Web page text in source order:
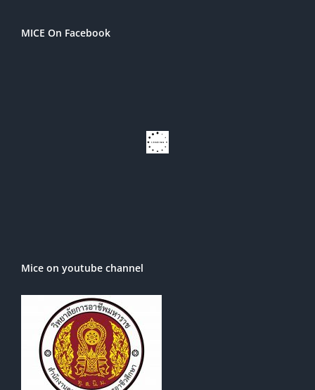
MICE On Facebook
Mice on youtube channel